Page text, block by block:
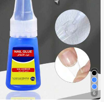
6